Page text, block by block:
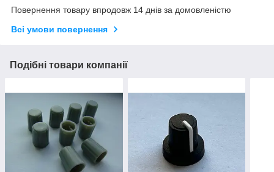
Повернення товару впродовж 14 днів за домовленістю
Всі умови повернення
Подібні товари компанії